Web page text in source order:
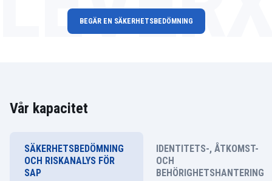
BEGÄR EN SÄKERHETSBEDÖMNING
Vår kapacitet
SÄKERHETSBEDÖMNING
OCH RISKANALYS FÖR
SAP
IDENTITETS-, ÅTKOMST-
OCH
BEHÖRIGHETSHANTERING